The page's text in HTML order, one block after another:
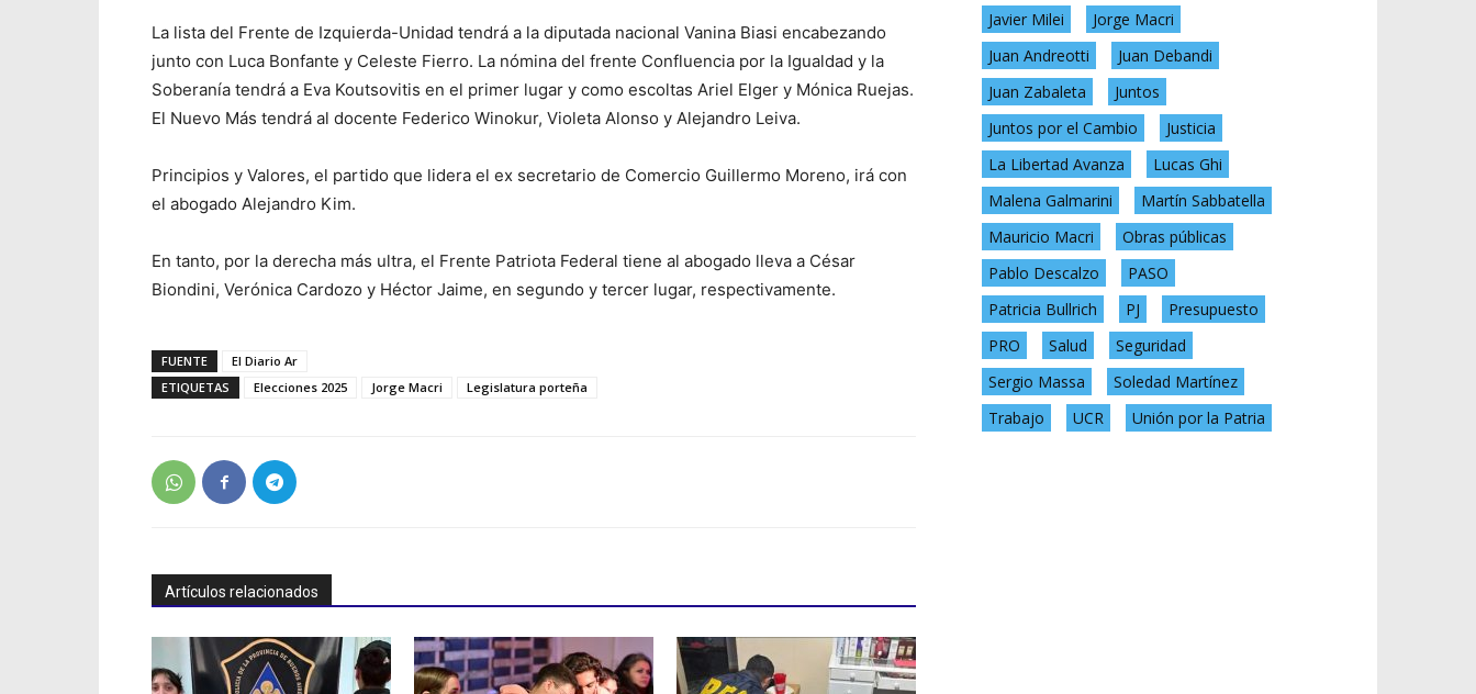
La lista del Frente de Izquierda-Unidad tendrá a la diputada nacional Vanina Biasi encabezando
junto con Luca Bonfante y Celeste Fierro. La nómina del frente Confluencia por la Igualdad y la
Soberanía tendrá a Eva Koutsovitis en el primer lugar y como escoltas Ariel Elger y Mónica Ruejas.
El Nuevo Más tendrá al docente Federico Winokur, Violeta Alonso y Alejandro Leiva.
Principios y Valores, el partido que lidera el ex secretario de Comercio Guillermo Moreno, irá con
el abogado Alejandro Kim.
En tanto, por la derecha más ultra, el Frente Patriota Federal tiene al abogado lleva a César
Biondini, Verónica Cardozo y Héctor Jaime, en segundo y tercer lugar, respectivamente.
FUENTE
El Diario Ar
ETIQUETAS
Elecciones 2025 Jorge Macri Legislatura porteña
Artículos relacionados
Javier Milei
Jorge Macri
Juan Andreotti
Juan Debandi
Juan Zabaleta
Juntos
Juntos por el Cambio
Justicia
La Libertad Avanza
Lucas Ghi
Malena Galmarini
Martín Sabbatella
Mauricio Macri
Obras públicas
Pablo Descalzo
PASO
Patricia Bullrich
PJ
Presupuesto
PRO
Salud
Seguridad
Sergio Massa
Soledad Martínez
Trabajo
UCR Unión por la Patria